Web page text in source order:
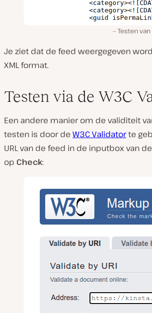
Testen
Je ziet dat de feed weergegeven
XML format.
Testen via de W3C
Een andere manier om de validiteit
testen is door de W3C Validatorte
URL van de feed in de inputbox van
op Check: